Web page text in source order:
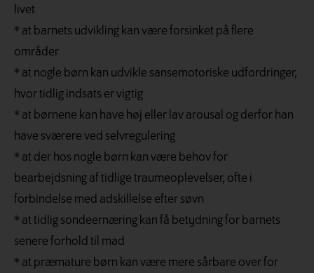
livet
* at barnets udvikling kan være forsinket på flere
områder
* at nogle børn kan udvikle sansemotoriske udfordringer,
hvor tidlig indsats er vigtig
* at børnene kan have høj eller lav arousal og derfor han
have sværere ved selvregulering
* at der hos nogle børn kan være behov for
bearbejdsning af tidlige traumeoplevelser, ofte i
forbindelse med adskillelse efter søvn
* at tidlig sondeernæring kan få betydning for barnets
senere forhold til mad
* at præmature børn kan være mere sårbare over for